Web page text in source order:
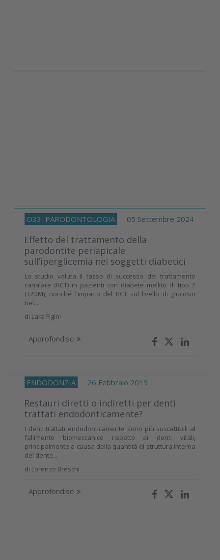
O33 PARODONTOLOGIA 05 Settembre 2024
Effetto del trattamento della
parodontite periapicale
sull’iperglicemia nei soggetti diabetici
Lo studio valuta il tasso di successo del trattamento
canalare (RCT) in pazienti con diabete mellito di tipo 2
(T2DM), nonché l’impatto del RCT sul livello di glucosio
nel...
di Lara Figini
Approfondisci
ENDODONZIA 26 Febbraio 2019
Restauri diretti o indiretti per denti
trattati endodonticamente?
I denti trattati endodonticamente sono più suscettibili al
fallimento biomeccanico rispetto ai denti vitali,
principalmente a causa della quantità di struttura interna
del dente...
di Lorenzo Breschi
Approfondisci